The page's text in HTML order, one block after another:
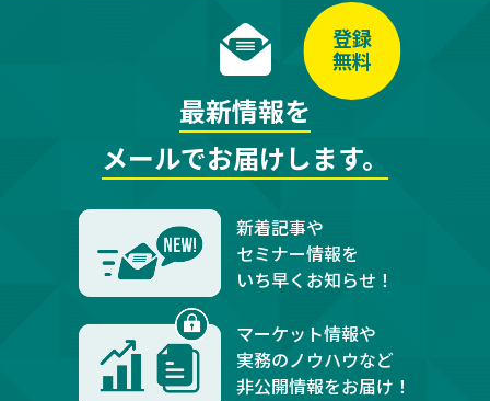
最新情報を
メールでお届けします。
登録
無料
新着記事や
セミナー情報を
いち早くお知らせ！
マーケット情報や
実務のノウハウなど
非公開情報をお届け！